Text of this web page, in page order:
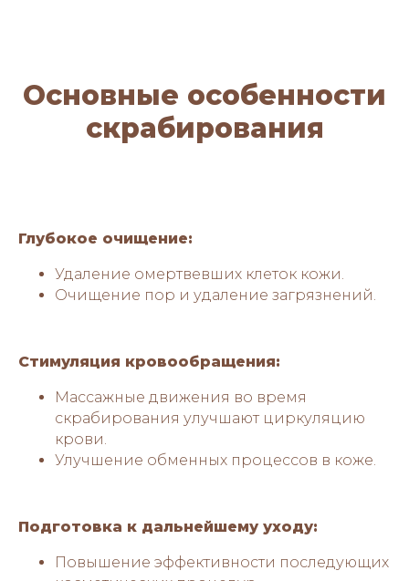
Основные особенности
скрабирования
Глубокое очищение:
Удаление омертвевших клеток кожи.
Очищение пор и удаление загрязнений.
Стимуляция кровообращения:
Массажные движения во время
скрабирования улучшают циркуляцию
крови.
Улучшение обменных процессов в коже.
Подготовка к дальнейшему уходу:
Повышение эффективности последующих